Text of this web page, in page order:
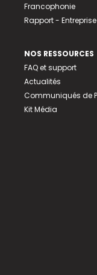
Francophonie
Rapport -
NOS RESSOURCES
FAQ et support
Actualités
Communiqués de
Kit Média